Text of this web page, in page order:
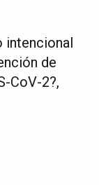
intencional
de
CoV-2?,